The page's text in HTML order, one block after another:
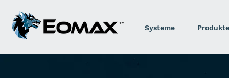
Systeme Produkte